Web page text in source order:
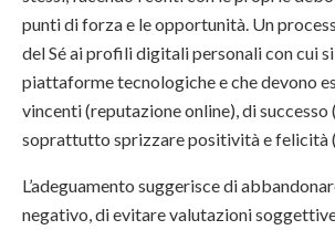
punti di forza e le opportunità. Un
del Sé ai profili digitali personali con cui
piattaforme tecnologiche e che devono
vincenti (reputazione online), di successo
soprattutto sprizzare positività e felicità
L’adeguamento suggerisce di
negativo, di evitare valutazioni